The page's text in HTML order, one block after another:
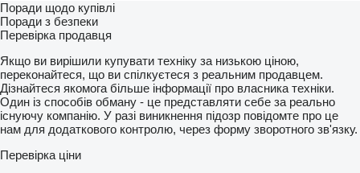
Поради щодо купівлі
Поради з безпеки
Перевірка продавця
Якщо ви вирішили купувати техніку за низькою ціною,
переконайтеся, що ви спілкуєтеся з реальним продавцем.
Дізнайтеся якомога більше інформації про власника техніки.
Один із способів обману - це представляти себе за реально
існуючу компанію. У разі виникнення підозр повідомте про це
нам для додаткового контролю, через форму зворотного зв'язку.
Перевірка ціни